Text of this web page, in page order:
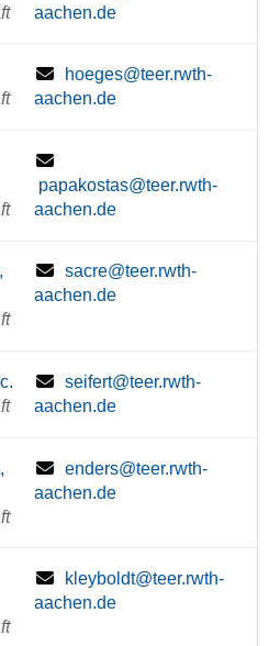
aachen.de
hoeges@teer.rwth-
aachen.de
papakostas@teer.rwth-
aachen.de
sacre@teer.rwth-
aachen.de
seifert@teer.rwth-
aachen.de
enders@teer.rwth-
aachen.de
kleyboldt@teer.rwth-
aachen.de